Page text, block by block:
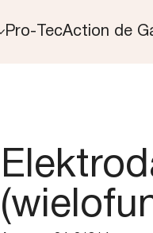
Pro-TecAction de